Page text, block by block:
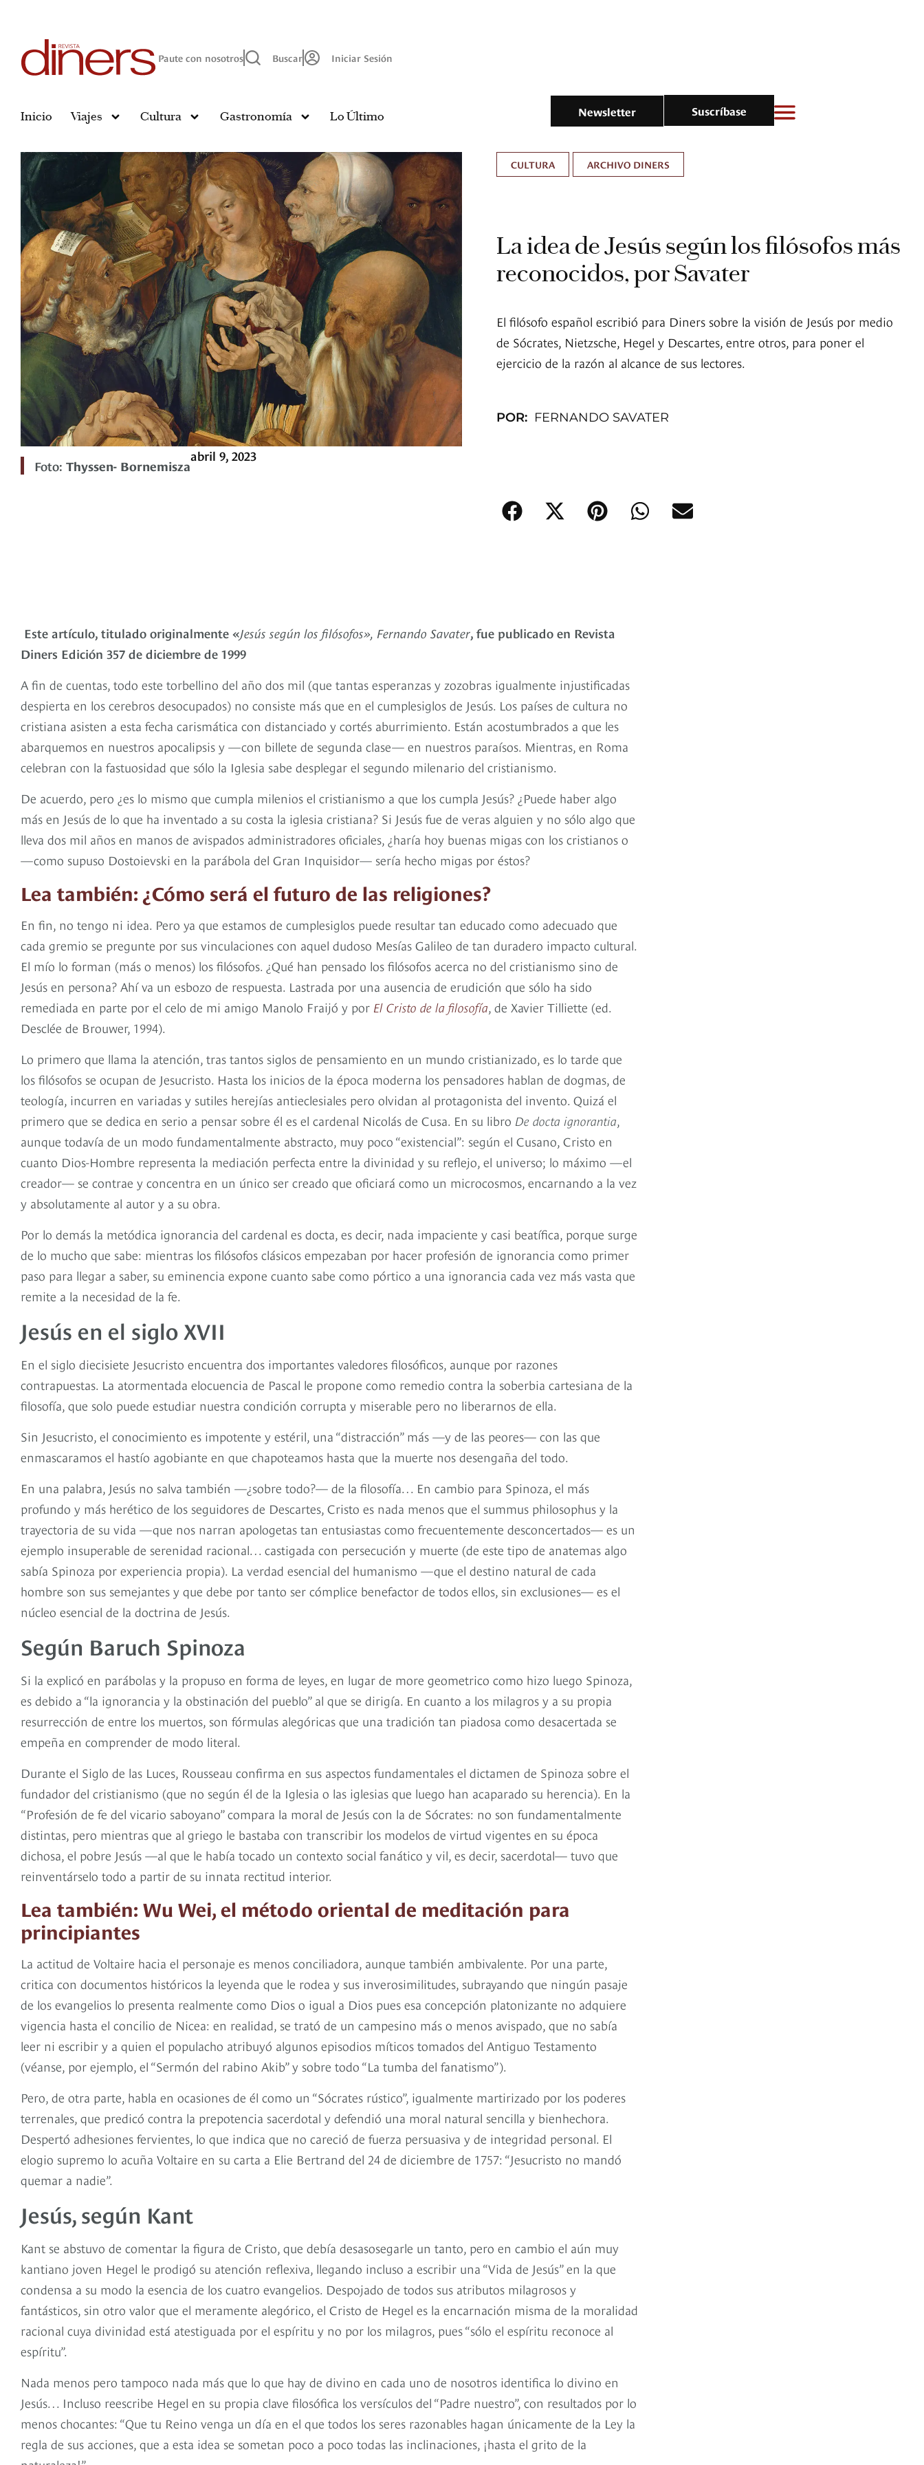
Paute con nosotros Buscar Iniciar Sesión
Inicio Viajes Cultura Gastronomía Lo Último Newsletter Suscríbase
Foto: Thyssen- Bornemisza
abril 9, 2023
CULTURA ARCHIVO DINERS
La idea de Jesús según los filósofos más
reconocidos, por Savater
El filósofo español escribió para Diners sobre la visión de Jesús por medio
de Sócrates, Nietzsche, Hegel y Descartes, entre otros, para poner el
ejercicio de la razón al alcance de sus lectores.
POR: FERNANDO SAVATER
Este artículo, titulado originalmente «Jesús según los filósofos», Fernando Savater, fue publicado en Revista
Diners Edición 357 de diciembre de 1999
A fin de cuentas, todo este torbellino del año dos mil (que tantas esperanzas y zozobras igualmente injustificadas
despierta en los cerebros desocupados) no consiste más que en el cumplesiglos de Jesús. Los países de cultura no
cristiana asisten a esta fecha carismática con distanciado y cortés aburrimiento. Están acostumbrados a que les
abarquemos en nuestros apocalipsis y —con billete de segunda clase— en nuestros paraísos. Mientras, en Roma
celebran con la fastuosidad que sólo la Iglesia sabe desplegar el segundo milenario del cristianismo.
De acuerdo, pero ¿es lo mismo que cumpla milenios el cristianismo a que los cumpla Jesús? ¿Puede haber algo
más en Jesús de lo que ha inventado a su costa la iglesia cristiana? Si Jesús fue de veras alguien y no sólo algo que
lleva dos mil años en manos de avispados administradores oficiales, ¿haría hoy buenas migas con los cristianos o
—como supuso Dostoievski en la parábola del Gran Inquisidor— sería hecho migas por éstos?
Lea también: ¿Cómo será el futuro de las religiones?
En fin, no tengo ni idea. Pero ya que estamos de cumplesiglos puede resultar tan educado como adecuado que
cada gremio se pregunte por sus vinculaciones con aquel dudoso Mesías Galileo de tan duradero impacto cultural.
El mío lo forman (más o menos) los filósofos. ¿Qué han pensado los filósofos acerca no del cristianismo sino de
Jesús en persona? Ahí va un esbozo de respuesta. Lastrada por una ausencia de erudición que sólo ha sido
remediada en parte por el celo de mi amigo Manolo Fraijó y por El Cristo de la filosofía, de Xavier Tilliette (ed.
Desclée de Brouwer, 1994).
Lo primero que llama la atención, tras tantos siglos de pensamiento en un mundo cristianizado, es lo tarde que
los filósofos se ocupan de Jesucristo. Hasta los inicios de la época moderna los pensadores hablan de dogmas, de
teología, incurren en variadas y sutiles herejías antieclesiales pero olvidan al protagonista del invento. Quizá el
primero que se dedica en serio a pensar sobre él es el cardenal Nicolás de Cusa. En su libro De docta ignorantia,
aunque todavía de un modo fundamentalmente abstracto, muy poco “existencial”: según el Cusano, Cristo en
cuanto Dios-Hombre representa la mediación perfecta entre la divinidad y su reflejo, el universo; lo máximo —el
creador— se contrae y concentra en un único ser creado que oficiará como un microcosmos, encarnando a la vez
y absolutamente al autor y a su obra.
Por lo demás la metódica ignorancia del cardenal es docta, es decir, nada impaciente y casi beatífica, porque surge
de lo mucho que sabe: mientras los filósofos clásicos empezaban por hacer profesión de ignorancia como primer
paso para llegar a saber, su eminencia expone cuanto sabe como pórtico a una ignorancia cada vez más vasta que
remite a la necesidad de la fe.
Jesús en el siglo XVII
En el siglo diecisiete Jesucristo encuentra dos importantes valedores filosóficos, aunque por razones
contrapuestas. La atormentada elocuencia de Pascal le propone como remedio contra la soberbia cartesiana de la
filosofía, que solo puede estudiar nuestra condición corrupta y miserable pero no liberarnos de ella.
Sin Jesucristo, el conocimiento es impotente y estéril, una “distracción” más —y de las peores— con las que
enmascaramos el hastío agobiante en que chapoteamos hasta que la muerte nos desengaña del todo.
En una palabra, Jesús no salva también —¿sobre todo?— de la filosofía… En cambio para Spinoza, el más
profundo y más herético de los seguidores de Descartes, Cristo es nada menos que el summus philosophus y la
trayectoria de su vida —que nos narran apologetas tan entusiastas como frecuentemente desconcertados— es un
ejemplo insuperable de serenidad racional… castigada con persecución y muerte (de este tipo de anatemas algo
sabía Spinoza por experiencia propia). La verdad esencial del humanismo —que el destino natural de cada
hombre son sus semejantes y que debe por tanto ser cómplice benefactor de todos ellos, sin exclusiones— es el
núcleo esencial de la doctrina de Jesús.
Según Baruch Spinoza
Si la explicó en parábolas y la propuso en forma de leyes, en lugar de more geometrico como hizo luego Spinoza,
es debido a “la ignorancia y la obstinación del pueblo” al que se dirigía. En cuanto a los milagros y a su propia
resurrección de entre los muertos, son fórmulas alegóricas que una tradición tan piadosa como desacertada se
empeña en comprender de modo literal.
Durante el Siglo de las Luces, Rousseau confirma en sus aspectos fundamentales el dictamen de Spinoza sobre el
fundador del cristianismo (que no según él de la Iglesia o las iglesias que luego han acaparado su herencia). En la
“Profesión de fe del vicario saboyano” compara la moral de Jesús con la de Sócrates: no son fundamentalmente
distintas, pero mientras que al griego le bastaba con transcribir los modelos de virtud vigentes en su época
dichosa, el pobre Jesús —al que le había tocado un contexto social fanático y vil, es decir, sacerdotal— tuvo que
reinventárselo todo a partir de su innata rectitud interior.
Lea también: Wu Wei, el método oriental de meditación para
principiantes
La actitud de Voltaire hacia el personaje es menos conciliadora, aunque también ambivalente. Por una parte,
critica con documentos históricos la leyenda que le rodea y sus inverosimilitudes, subrayando que ningún pasaje
de los evangelios lo presenta realmente como Dios o igual a Dios pues esa concepción platonizante no adquiere
vigencia hasta el concilio de Nicea: en realidad, se trató de un campesino más o menos avispado, que no sabía
leer ni escribir y a quien el populacho atribuyó algunos episodios míticos tomados del Antiguo Testamento
(véanse, por ejemplo, el “Sermón del rabino Akib” y sobre todo “La tumba del fanatismo”).
Pero, de otra parte, habla en ocasiones de él como un “Sócrates rústico”, igualmente martirizado por los poderes
terrenales, que predicó contra la prepotencia sacerdotal y defendió una moral natural sencilla y bienhechora.
Despertó adhesiones fervientes, lo que indica que no careció de fuerza persuasiva y de integridad personal. El
elogio supremo lo acuña Vol­taire en su carta a Elie Bertrand del 24 de diciembre de 1757: “Jesucristo no mandó
quemar a nadie”.
Jesús, según Kant
Kant se abstuvo de comentar la figura de Cristo, que debía desasosegarle un tanto, pero en cambio el aún muy
kantiano joven Hegel le prodigó su atención reflexiva, llegando incluso a escribir una “Vida de Jesús” en la que
condensa a su modo la esencia de los cuatro evangelios. Despojado de todos sus atributos milagrosos y
fantásticos, sin otro valor que el meramente alegórico, el Cristo de Hegel es la encarnación misma de la moralidad
racional cuya divinidad está atestiguada por el espíritu y no por los milagros, pues “sólo el espíritu reconoce al
espíritu”.
Nada menos pero tampoco nada más que lo que hay de divino en cada uno de nosotros identifica lo divino en
Jesús… Incluso reescribe Hegel en su propia clave filosófica los versículos del “Padre nuestro”, con resultados por lo
menos chocantes: “Que tu Reino venga un día en el que todos los seres razonables hagan únicamente de la Ley la
regla de sus acciones, que a esta idea se sometan poco a poco todas las inclinaciones, ¡hasta el grito de la